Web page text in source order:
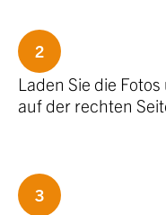
2
Laden Sie die
auf der rechten
3